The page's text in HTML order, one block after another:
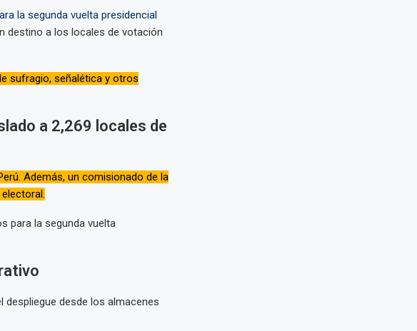
la segunda vuelta presidencial
destino a los locales de votación
sufragio, señalética y otros
a 2,269 locales de
Además, un comisionado de la
para la segunda vuelta
despliegue desde los almacenes